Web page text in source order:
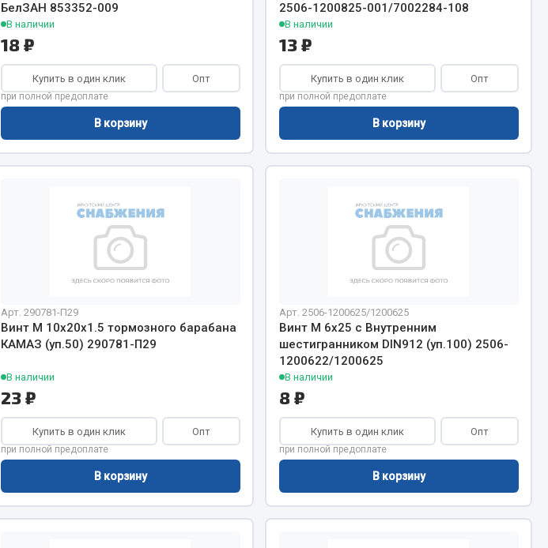
Инструмент
Измерительный инструмент
Крепежный инструмент
Режущий инструмент
Силовое оборудование
Показать ещё
Цепи подъёмные
Весь раздел
Амортизаторы для полуприцепов
Система питания
Система выпуска газа
Система охлаждения
Коробка передач
Показать ещё
БелЗАН 853352-009
В наличии
18 ₽
Купить в один клик Опт
при полной предоплате
В корзину
2506-1200825-001/7002284-108
В наличии
13 ₽
Купить в один клик Опт
при полной предоплате
В корзину
Арт. 290781-П29
Винт М 10х20х1.5 тормозного барабана
КАМАЗ (уп.50) 290781-П29
В наличии
23 ₽
Купить в один клик Опт
при полной предоплате
В корзину
Арт. 2506-1200625/1200625
Винт М 6х25 с Внутренним
шестигранником DIN912 (уп.100) 2506-
1200622/1200625
В наличии
8 ₽
Купить в один клик Опт
при полной предоплате
В корзину